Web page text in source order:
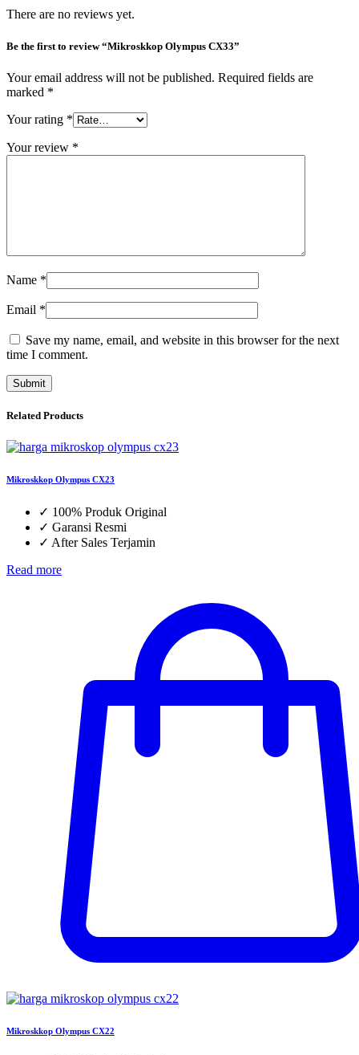
There are no reviews yet.
Be the first to review “Mikroskkop Olympus CX33”
Your email address will not be published. Required fields are
marked *
Your rating *
Your review *
Name *
Email *
Save my name, email, and website in this browser for the next
time I comment.
Related Products
Mikroskkop Olympus CX23
✓ 100% Produk Original
✓ Garansi Resmi
✓ After Sales Terjamin
Read more
Mikroskkop Olympus CX22